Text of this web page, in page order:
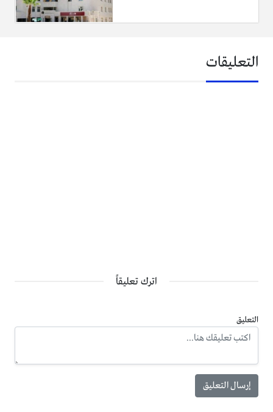
التعليقات
اترك تعليقاً
التعليق